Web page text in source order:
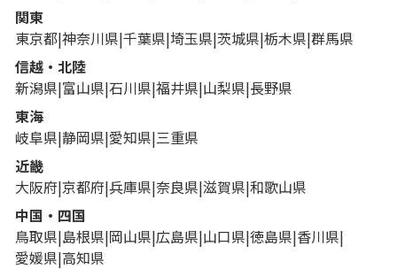
関東
東京都 神奈川県 千葉県 埼玉県 茨城県 栃木県 群馬県
信越・北陸
新潟県 富山県 石川県 福井県 山梨県 長野県
東海
岐阜県 静岡県 愛知県 三重県
近畿
大阪府 京都府 兵庫県 奈良県 滋賀県 和歌山県
中国・四国
鳥取県 島根県 岡山県 広島県 山口県 徳島県 香川県
愛媛県 高知県